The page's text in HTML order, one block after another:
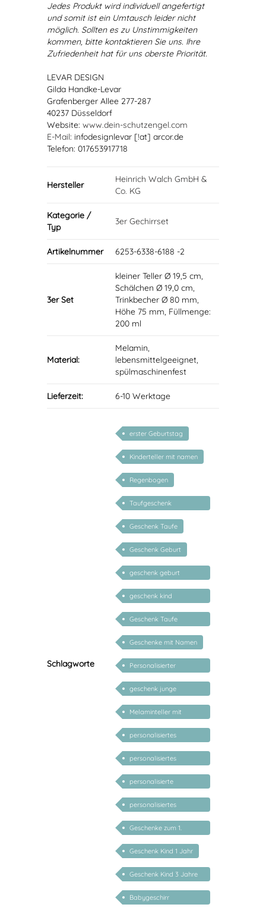
Jedes Produkt wird individuell angefertigt
und somit ist ein Umtausch leider nicht
möglich. Sollten es zu Unstimmigkeiten
kommen, bitte kontaktieren Sie uns. Ihre
Zufriedenheit hat für uns oberste Priorität.
LEVAR DESIGN
Gilda Handke-Levar
Grafenberger Allee 277-287
40237 Düsseldorf
Website: www.dein-schutzengel.com
E-Mail: infodesignlevar [!at] arcor.de
Telefon: 017653917718
Hersteller
Heinrich Walch GmbH &
Co. KG
Kategorie /
Typ
3er Gechirrset
Artikelnummer 6253-6338-6188 -2
3er Set
kleiner Teller Ø 19,5 cm,
Schälchen Ø 19,0 cm,
Trinkbecher Ø 80 mm,
Höhe 75 mm, Füllmenge:
200 ml
Material:
Melamin,
lebensmittelgeeignet,
spülmaschinenfest
Lieferzeit: 6-10 Werktage
Schlagworte
erster Geburtstag
Kinderteller mit namen
Regenbogen
Taufgeschenk
personalisiert
Geschenk Taufe
Geschenk Geburt
geschenk geburt
personalisiert
geschenk kind
personalisiert mädchen
Geschenk Taufe
personalisiert
Geschenke mit Namen
Personalisierter
Babyteller
geschenk junge
mädchen
Melaminteller mit
Namen
personalisiertes
Babygeschenk Mädchen
personalisiertes
Babygeschenk Junge
personalisierte
Geschenke Kind 1 Jahr
personalisiertes
Taufgeschenk
Geschenke zum 1.
Geburtstag
Geschenk Kind 1 Jahr
Geschenk Kind 3 Jahre
personalisiert
Babygeschirr